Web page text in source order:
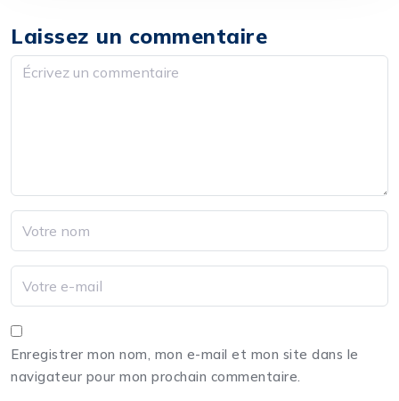
Laissez un commentaire
Enregistrer mon nom, mon e-mail et mon site dans le
navigateur pour mon prochain commentaire.